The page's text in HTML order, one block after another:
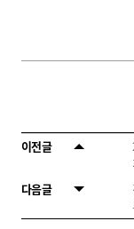
이전글
다음글